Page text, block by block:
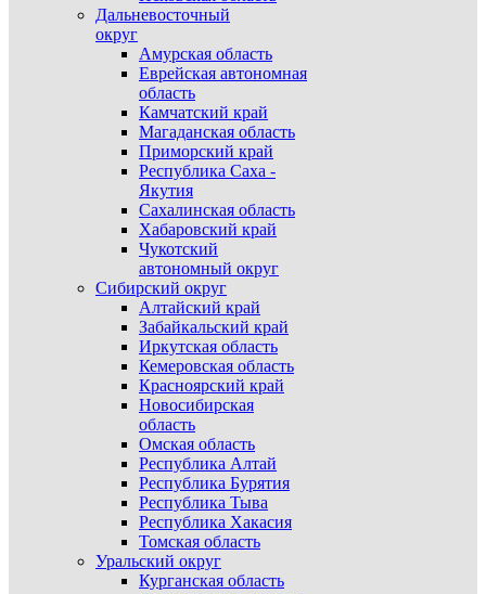
Дальневосточный
округ
Амурская область
Еврейская автономная
область
Камчатский край
Магаданская область
Приморский край
Республика Саха -
Якутия
Сахалинская область
Хабаровский край
Чукотский
автономный округ
Сибирский округ
Алтайский край
Забайкальский край
Иркутская область
Кемеровская область
Красноярский край
Новосибирская
область
Омская область
Республика Алтай
Республика Бурятия
Республика Тыва
Республика Хакасия
Томская область
Уральский округ
Курганская область